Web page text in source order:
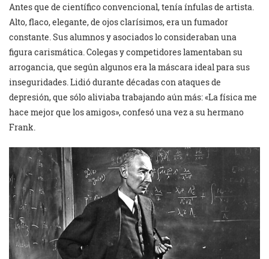
Antes que de científico convencional, tenía ínfulas de artista.
Alto, flaco, elegante, de ojos clarísimos, era un fumador
constante. Sus alumnos y asociados lo consideraban una
figura carismática. Colegas y competidores lamentaban su
arrogancia, que según algunos era la máscara ideal para sus
inseguridades. Lidió durante décadas con ataques de
depresión, que sólo aliviaba trabajando aún más: «La física me
hace mejor que los amigos», confesó una vez a su hermano
Frank.